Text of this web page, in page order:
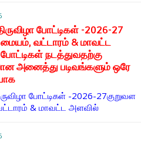
போட்டிகள் -2026-27
மையம், வட்டாரம் & மாவட்ட
நடத்துவதற்கு
அனைத்து படிவங்களும் ஒரே
போட்டிகள் -2026-27குறுவள
& மாவட்ட அளவில்